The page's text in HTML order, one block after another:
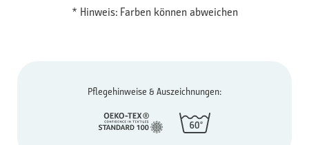
* Hinweis: Farben können abweichen
Pflegehinweise & Auszeichnungen: